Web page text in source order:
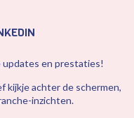
updates en prestaties!
kijkje achter de schermen,
inzichten.